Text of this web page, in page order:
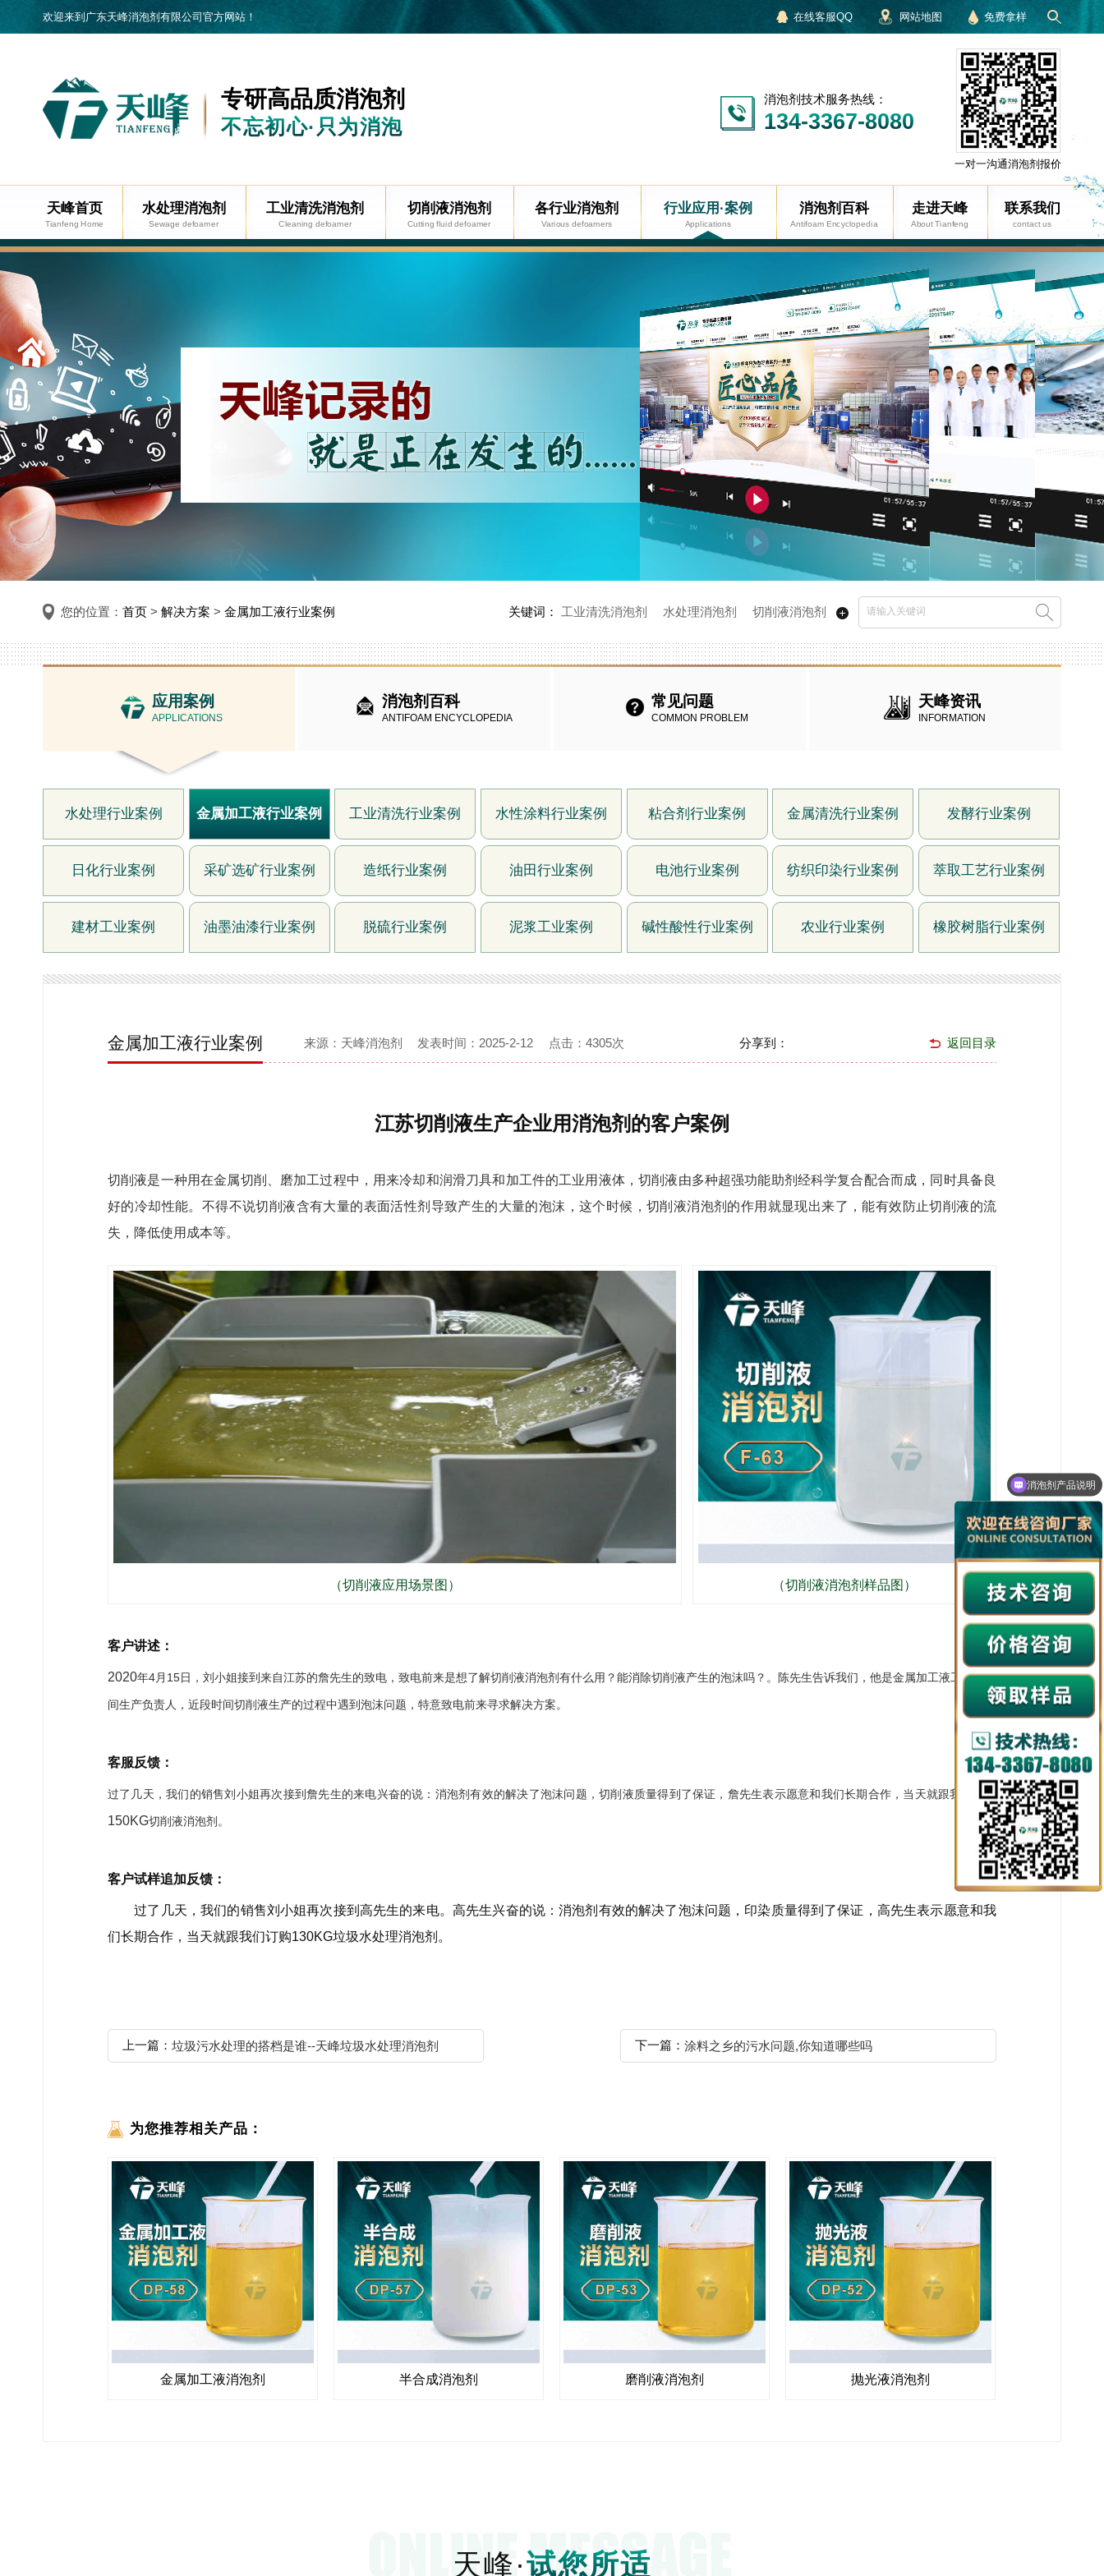
欢迎来到广东天峰消泡剂有限公司官方网站！ 在线客服QQ 网站地图 免费拿样
专研高品质消泡剂
不忘初心·只为消泡
消泡剂技术服务热线：
134-3367-8080
一对一沟通消泡剂报价
天峰首页
Tianfeng Home
水处理消泡剂
Sewage defoamer
工业清洗消泡剂
Cleaning defoamer
切削液消泡剂
Cutting fluid defoamer
各行业消泡剂
Various defoamers
行业应用·案例
Applications
消泡剂百科
Antifoam Encyclopedia
走进天峰
About Tianfeng
联系我们
contact us
您的位置： 首页 > 解决方案 > 金属加工液行业案例 关键词： 工业清洗消泡剂 水处理消泡剂 切削液消泡剂
应用案例
APPLICATIONS
消泡剂百科
ANTIFOAM ENCYCLOPEDIA
常见问题
COMMON PROBLEM
天峰资讯
INFORMATION
水处理行业案例 金属加工液行业案例 工业清洗行业案例 水性涂料行业案例 粘合剂行业案例 金属清洗行业案例 发酵行业案例
日化行业案例 采矿选矿行业案例 造纸行业案例 油田行业案例 电池行业案例 纺织印染行业案例 萃取工艺行业案例
建材工业案例 油墨油漆行业案例 脱硫行业案例 泥浆工业案例 碱性酸性行业案例 农业行业案例 橡胶树脂行业案例
金属加工液行业案例 来源：天峰消泡剂 发表时间：2025-2-12 点击： 4305次 分享到： 返回目录
江苏切削液生产企业用消泡剂的客户案例
切削液是一种用在金属切削、磨加工过程中，用来冷却和润滑刀具和加工件的工业用液体，切削液由多种超强功能助剂经科学复合配合而成，同时具备良
好的冷却性能。不得不说切削液含有大量的表面活性剂导致产生的大量的泡沫，这个时候， 切削液消泡剂 的作用就显现出来了，能有效防止切削液的流
失，降低使用成本等。
（切削液应用场景图） （切削液消泡剂样品图）
客户讲述：
2020年4月 15 日，刘小姐接到来自江苏的詹先生的致电，致电前来是想了解切削液消泡剂有什么用？能消除切削液产生的泡沫吗？。陈先生告诉我们，他是金属加工液工厂的车
间生产负责人，近段时间切削液生产的过程中遇到泡沫问题，特意致电前来寻求解决方案。
客服反馈：
过了几天，我们的销售刘小姐再次接到詹先生的来电兴奋的说：消泡剂有效的解决了泡沫问题，切削液质量得到了保证，詹先生表示愿意和我们长期合作，当天就跟我们订购
150KG切削液消泡剂。
客户试样追加反馈：
过了几天，我们的销售刘小姐再次接到高先生的来电。高先生兴奋的说：消泡剂有效的解决了泡沫问题，印染质量得到了保证，高先生表示愿意和我
们长期合作，当天就跟我们订购130KG垃圾水处理消泡剂。
上一篇： 垃圾污水处理的搭档是谁--天峰垃圾水处理消泡剂 下一篇：涂料之乡的污水问题,你知道哪些吗
为您推荐相关产品：
金属加工液消泡剂 半合成消泡剂 磨削液消泡剂 抛光液消泡剂
天峰·试您所适
领取免费样品